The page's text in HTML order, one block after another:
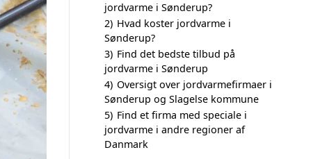
jordvarme i Sønderup?
2) Hvad koster jordvarme i
Sønderup?
3) Find det bedste tilbud på
jordvarme i Sønderup
4) Oversigt over jordvarmefirmaer i
Sønderup og Slagelse kommune
5) Find et firma med speciale i
jordvarme i andre regioner af
Danmark